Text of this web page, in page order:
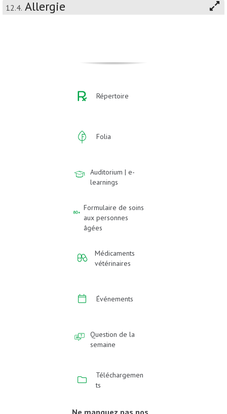
12.4. Allergie
Répertoire
Folia
Auditorium | e-
learnings
Formulaire de soins
aux personnes
âgées
Médicaments
vétérinaires
Événements
Question de la
semaine
Téléchargemen
ts
Ne manquez pas nos